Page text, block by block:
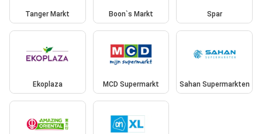
Tanger Markt Boon`s Markt Spar
Ekoplaza MCD Supermarkt Sahan Supermarkten